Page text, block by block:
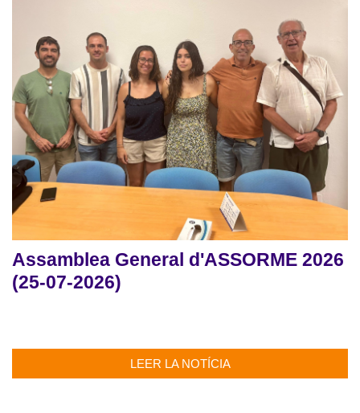
Assamblea General d'ASSORME 2026
(25-07-2026)
LEER LA NOTÍCIA